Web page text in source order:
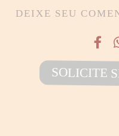
DEIXE SEU
SOLICITE